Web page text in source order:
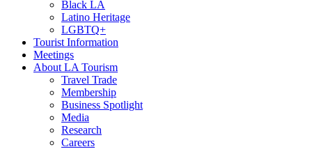
Black LA
Latino Heritage
LGBTQ+
Tourist Information
Meetings
About LA Tourism
Travel Trade
Membership
Business Spotlight
Media
Research
Careers